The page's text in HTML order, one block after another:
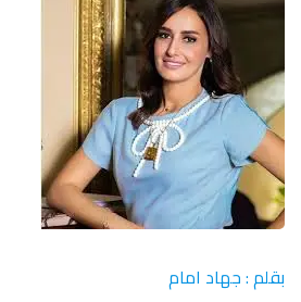
بقلم : جهاد امام